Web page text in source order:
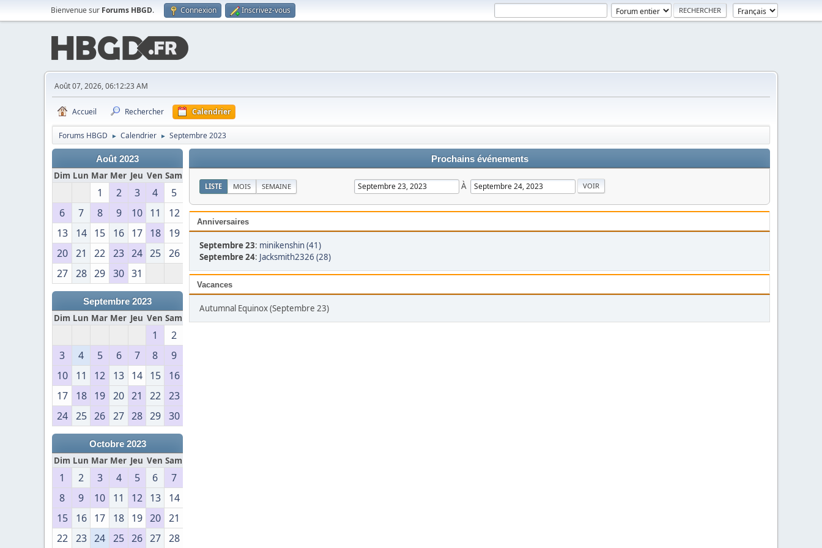
Bienvenue sur Forums HBGD. Connexion Inscrivez-vous
Août 07, 2026, 06:12:23 AM
Accueil Rechercher Calendrier
Forums HBGD ► Calendrier ► Septembre 2023
Août 2023
Dim Lun Mar Mer Jeu Ven Sam
1 2 3 4
5
6
7 8 9 10 11
12
13
14 15 16 17 18
19
20
21 22 23 24 25
26
27
28 29 30 31
Septembre 2023
Dim Lun Mar Mer Jeu Ven Sam
1
2
3
4 5 6 7 8
9
10
11 12 13 14 15
16
17
18 19 20 21 22
23
24
25 26 27 28 29 30
Octobre 2023
Dim Lun Mar Mer Jeu Ven Sam
1 2 3 4 5 6
7
8
9 10 11 12 13
14
15
16 17 18 19 20
21
22
23 24 25 26 27 28
Prochains événements
LISTE MOIS SEMAINE À
Anniversaires
Septembre 23: minikenshin (41)
Septembre 24: Jacksmith2326 (28)
Vacances
Autumnal Equinox (Septembre 23)